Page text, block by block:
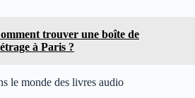
trouver une boîte de
à Paris ?
le monde des livres audio